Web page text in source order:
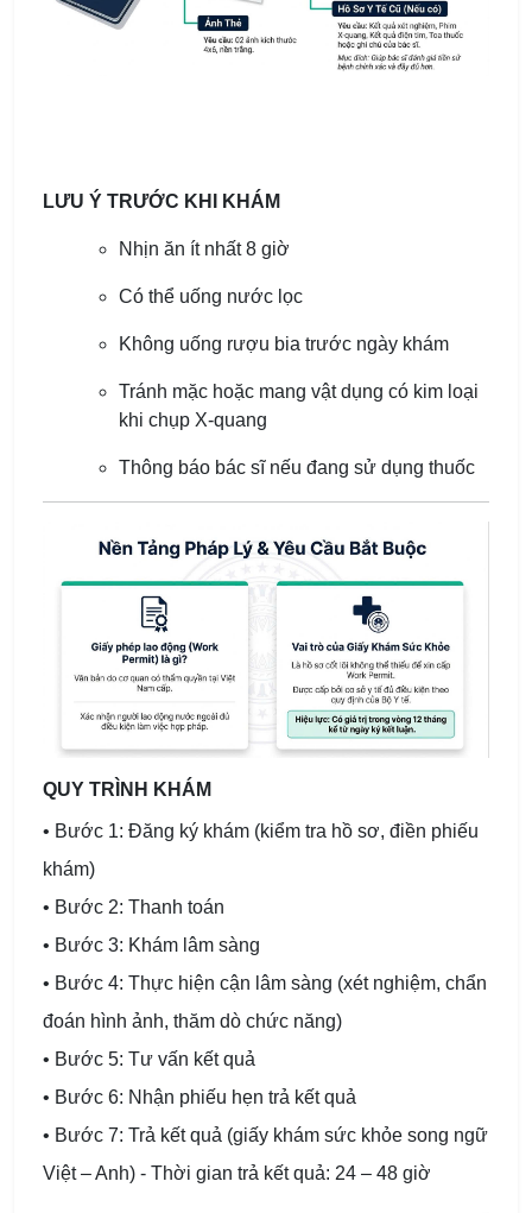
LƯU Ý TRƯỚC KHI KHÁM
Nhịn ăn ít nhất 8 giờ
Có thể uống nước lọc
Không uống rượu bia trước ngày khám
Tránh mặc hoặc mang vật dụng có kim loại
khi chụp X-quang
Thông báo bác sĩ nếu đang sử dụng thuốc
QUY TRÌNH KHÁM
• Bước 1: Đăng ký khám (kiểm tra hồ sơ, điền phiếu
khám)
• Bước 2: Thanh toán
• Bước 3: Khám lâm sàng
• Bước 4: Thực hiện cận lâm sàng (xét nghiệm, chẩn
đoán hình ảnh, thăm dò chức năng)
• Bước 5: Tư vấn kết quả
• Bước 6: Nhận phiếu hẹn trả kết quả
• Bước 7: Trả kết quả (giấy khám sức khỏe song ngữ
Việt – Anh) - Thời gian trả kết quả: 24 – 48 giờ